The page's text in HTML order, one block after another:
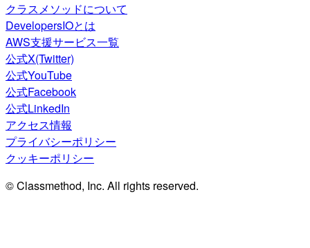
クラスメソッドについて
DevelopersIOとは
AWS支援サービス一覧
公式X(Twitter)
公式YouTube
公式Facebook
公式LinkedIn
アクセス情報
プライバシーポリシー
クッキーポリシー
© Classmethod, Inc. All rights reserved.